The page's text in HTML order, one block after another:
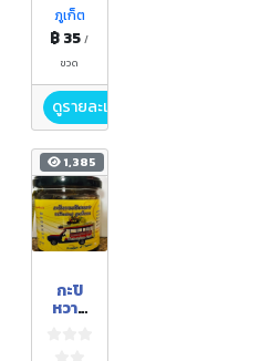
ผสม
น้ำผึ้ง
ชนิด
พร้อม
ดื่ม
ภูเก็ต
฿ 35/
ขวด
ดูรายละเอียด
1,385
กะปิ
หวาน